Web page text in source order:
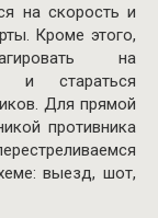
на скорость и
Кроме этого,
на
и стараться
Для прямой
противника
выезд, шот,